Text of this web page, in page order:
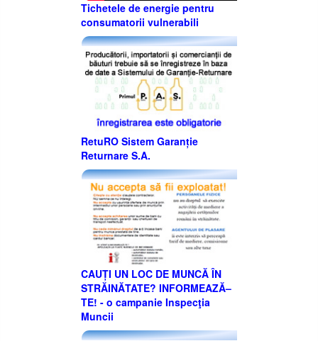
Tichetele de energie pentru
consumatorii vulnerabili
RetuRO Sistem Garanție
Returnare S.A.
CAUȚI UN LOC DE MUNCĂ ÎN
STRĂINĂTATE? INFORMEAZĂ–
TE! - o campanie Inspecţia
Muncii